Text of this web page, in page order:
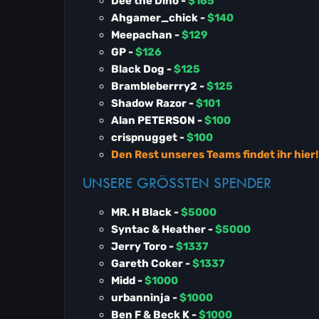
Ahgamer_chick -$140
Meepachan -$129
GP -$126
Black Dog -$125
Brambleberrry2 -$125
Shadow Razor -$101
Alan PETERSON -$100
crispnugget -$100
Den Rest unseres Teams findet ihr hier!
UNSERE GRÖSSTEN SPENDER
MR. H Black -$5000
Syntac & Heather -$5000
Jerry Toro -$1337
Gareth Coker -$1337
Midd -$1000
urbanninja -$1000
Ben F & Beck K -$1000